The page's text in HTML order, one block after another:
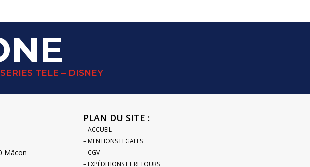
TELE – DISNEY
Mâcon
PLAN DU SITE :
– ACCUEIL
– MENTIONS LEGALES
– CGV
– EXPÉDITIONS ET RETOURS